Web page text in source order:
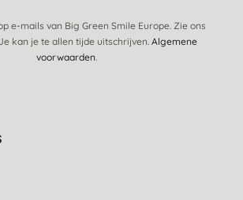
e-mails van Big Green Smile Europe. Zie ons
kan je te allen tijde uitschrijven. Algemene
voorwaarden.